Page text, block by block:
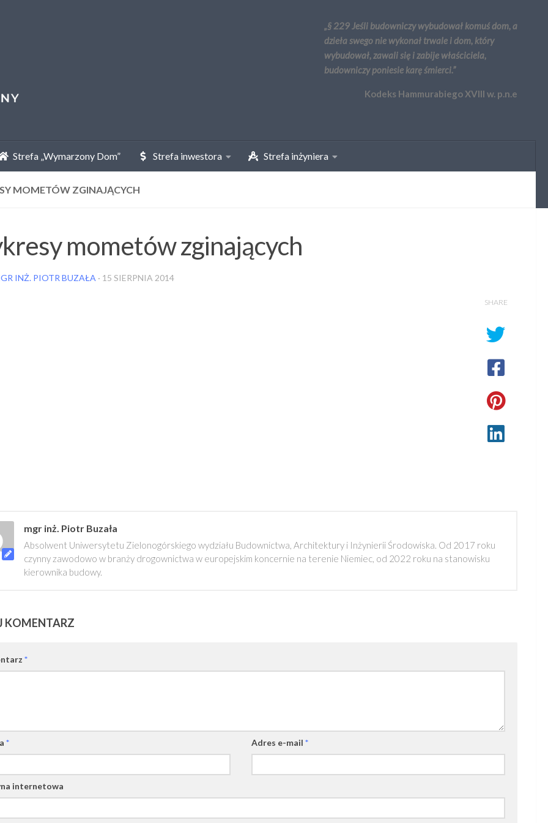
„§ 229 Jeśli budowniczy wybudował komuś dom, a
dzieła swego nie wykonał trwale i dom, który
wybudował, zawali się i zabije właściciela,
budowniczy poniesie karę śmierci.”
Kodeks Hammurabiego XVIII w. p.n.e
Strefa „Wymarzony Dom” Strefa inwestora Strefa inżyniera
MOMETÓW ZGINAJĄCYCH
mometów zginających
INŻ. PIOTR BUZAŁA · 15 SIERPNIA 2014
SHARE
mgr inż. Piotr Buzała
Absolwent Uniwersytetu Zielonogórskiego wydziału Budownictwa, Architektury i Inżynierii Środowiska. Od 2017 roku
czynny zawodowo w branży drogownictwa w europejskim koncernie na terenie Niemiec, od 2022 roku na stanowisku
kierownika budowy.
KOMENTARZ
*
* Adres e-mail*
internetowa